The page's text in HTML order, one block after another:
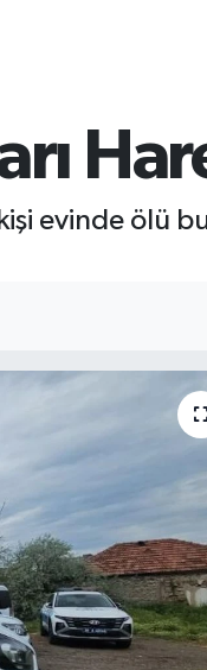
evinde ölü